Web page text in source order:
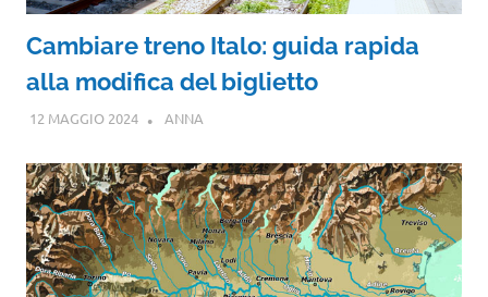
Cambiare treno Italo: guida rapida
alla modifica del biglietto
12 MAGGIO 2024 ANNA